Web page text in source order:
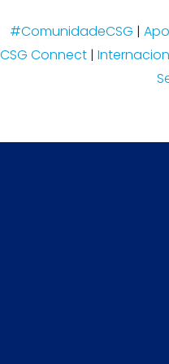
#ComunidadeCSG |
CSG Connect |